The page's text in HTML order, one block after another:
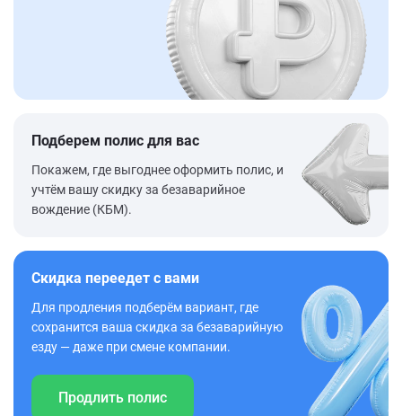
Подберем полис для вас
Покажем, где выгоднее оформить полис, и
учтём вашу скидку за безаварийное
вождение (КБМ).
Скидка переедет с вами
Для продления подберём вариант, где
сохранится ваша скидка за безаварийную
езду — даже при смене компании.
Продлить полис